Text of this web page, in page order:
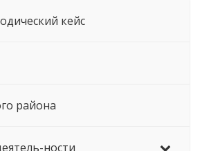
кейс
района
ности